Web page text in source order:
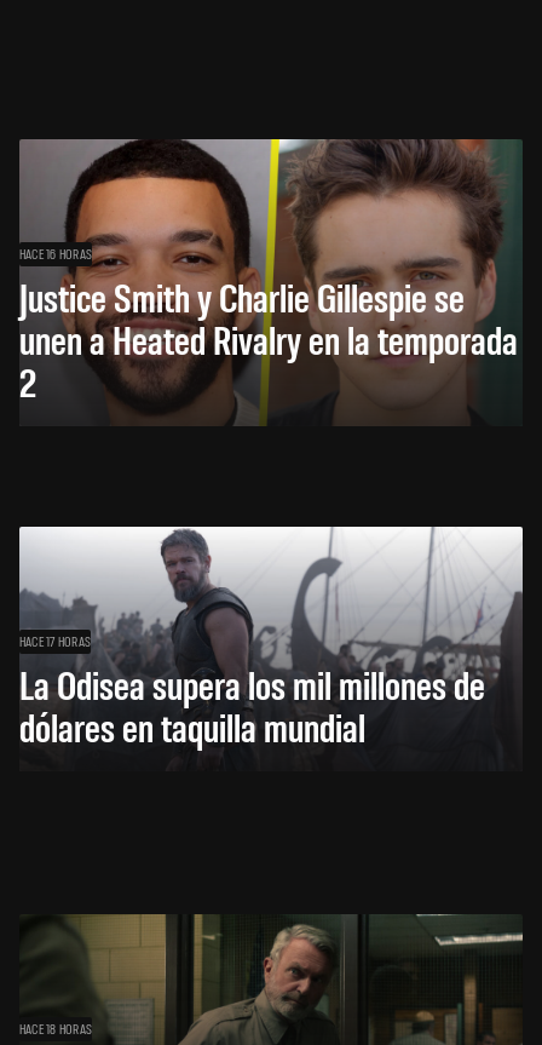
HACE 16 HORAS
Justice Smith y Charlie Gillespie se
unen a Heated Rivalry en la temporada
2
HACE 17 HORAS
La Odisea supera los mil millones de
dólares en taquilla mundial
HACE 18 HORAS